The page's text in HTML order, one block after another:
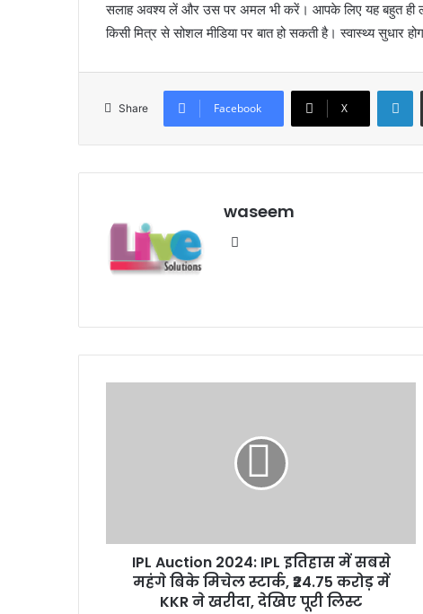
सलाह अवश्य लें और उस पर अमल भी करें। आपके लिए यह बहुत ही
किसी मित्र से सोशल मीडिया पर बात हो सकती है। स्वास्थ्य सुधार
Share Facebook X
waseem
IPL Auction 2024: IPL इतिहास में सबसे
महंगे बिके मिचेल स्टार्क, ₹24.75 करोड़ में
KKR ने खरीदा, देखिए पूरी लिस्ट